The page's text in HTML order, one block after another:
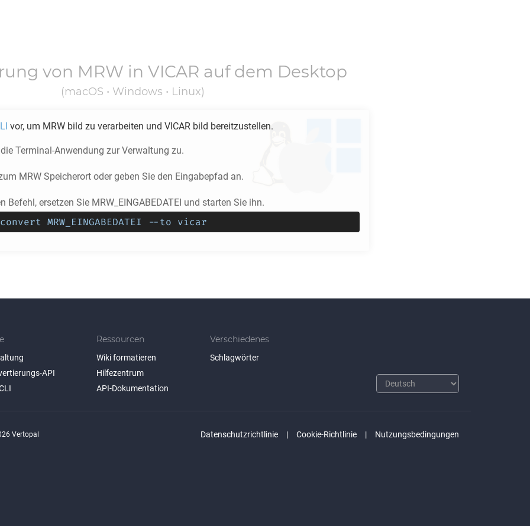
von MRW in VICAR auf dem Desktop
(macOS • Windows • Linux)
vor, um MRW bild zu verarbeiten und VICAR bild bereitzustellen.
Terminal-Anwendung zur Verwaltung zu.
MRW Speicherort oder geben Sie den Eingabepfad an.
Befehl, ersetzen Sie MRW_EINGABEDATEI und starten Sie ihn.
MRW_EINGABEDATEI --to vicar
API
Ressourcen
Wiki formatieren
Hilfezentrum
API-Dokumentation
Verschiedenes
Schlagwörter
Datenschutzrichtlinie Cookie-Richtlinie Nutzungsbedingungen
Vertopal